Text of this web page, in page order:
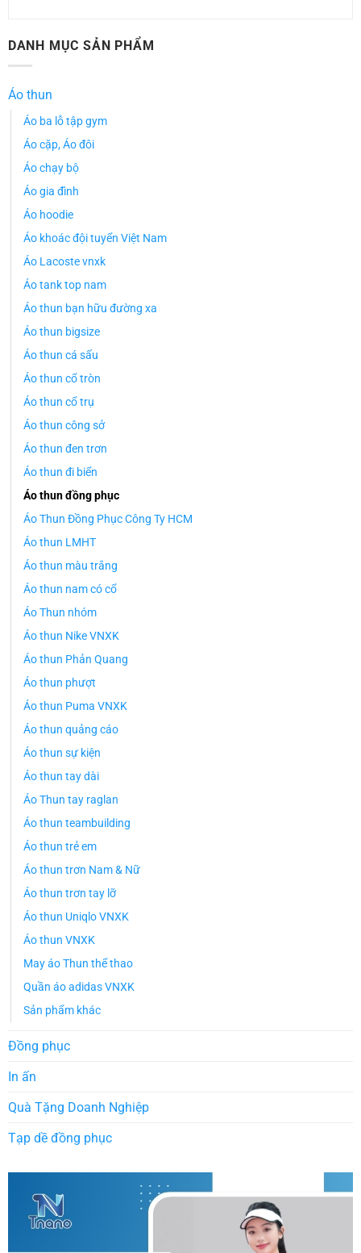
DANH MỤC SẢN PHẨM
Áo thun
Áo ba lỗ tập gym
Áo cặp, Áo đôi
Áo chạy bộ
Áo gia đình
Áo hoodie
Áo khoác đội tuyển Việt Nam
Áo Lacoste vnxk
Áo tank top nam
Áo thun bạn hữu đường xa
Áo thun bigsize
Áo thun cá sấu
Áo thun cổ tròn
Áo thun cổ trụ
Áo thun công sở
Áo thun đen trơn
Áo thun đi biển
Áo thun đồng phục
Áo Thun Đồng Phục Công Ty HCM
Áo thun LMHT
Áo thun màu trắng
Áo thun nam có cổ
Áo Thun nhóm
Áo thun Nike VNXK
Áo thun Phản Quang
Áo thun phượt
Áo thun Puma VNXK
Áo thun quảng cáo
Áo thun sự kiện
Áo thun tay dài
Áo Thun tay raglan
Áo thun teambuilding
Áo thun trẻ em
Áo thun trơn Nam & Nữ
Áo thun trơn tay lỡ
Áo thun Uniqlo VNXK
Áo thun VNXK
May áo Thun thể thao
Quần áo adidas VNXK
Sản phẩm khác
Đồng phục
In ấn
Quà Tặng Doanh Nghiệp
Tạp dề đồng phục